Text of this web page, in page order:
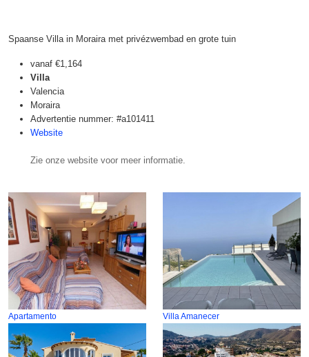
Spaanse Villa in Moraira met privézwembad en grote tuin
vanaf €1,164
Villa
Valencia
Moraira
Advertentie nummer: #a101411
Website
Zie onze website voor meer informatie.
Apartamento Villa Amanecer